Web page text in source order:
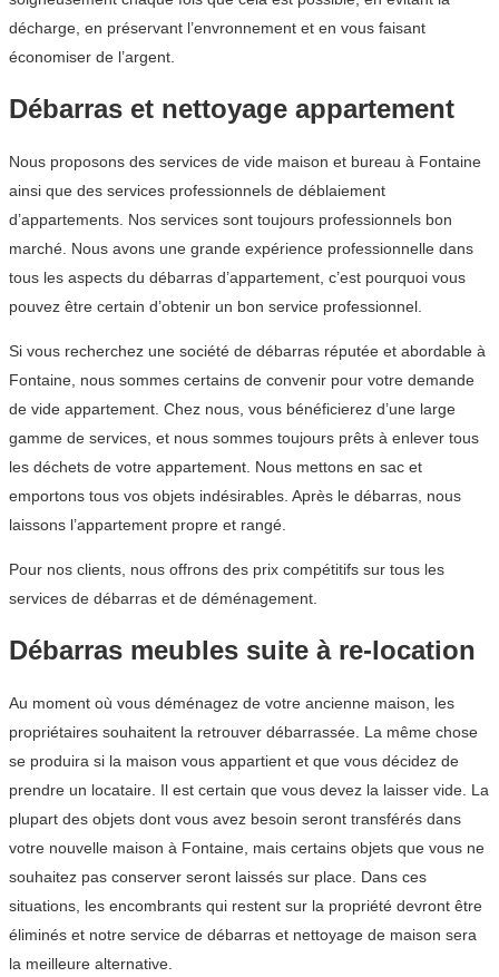
décharge, en préservant l’envronnement et en vous faisant
économiser de l’argent.
Débarras et nettoyage appartement
Nous proposons des services de vide maison et bureau à Fontaine
ainsi que des services professionnels de déblaiement
d’appartements. Nos services sont toujours professionnels bon
marché. Nous avons une grande expérience professionnelle dans
tous les aspects du débarras d’appartement, c’est pourquoi vous
pouvez être certain d’obtenir un bon service professionnel.
Si vous recherchez une société de débarras réputée et abordable à
Fontaine, nous sommes certains de convenir pour votre demande
de vide appartement. Chez nous, vous bénéficierez d’une large
gamme de services, et nous sommes toujours prêts à enlever tous
les déchets de votre appartement. Nous mettons en sac et
emportons tous vos objets indésirables. Après le débarras, nous
laissons l’appartement propre et rangé.
Pour nos clients, nous offrons des prix compétitifs sur tous les
services de débarras et de déménagement.
Débarras meubles suite à re-location
Au moment où vous déménagez de votre ancienne maison, les
propriétaires souhaitent la retrouver débarrassée. La même chose
se produira si la maison vous appartient et que vous décidez de
prendre un locataire. Il est certain que vous devez la laisser vide. La
plupart des objets dont vous avez besoin seront transférés dans
votre nouvelle maison à Fontaine, mais certains objets que vous ne
souhaitez pas conserver seront laissés sur place. Dans ces
situations, les encombrants qui restent sur la propriété devront être
éliminés et notre service de débarras et nettoyage de maison sera
la meilleure alternative.